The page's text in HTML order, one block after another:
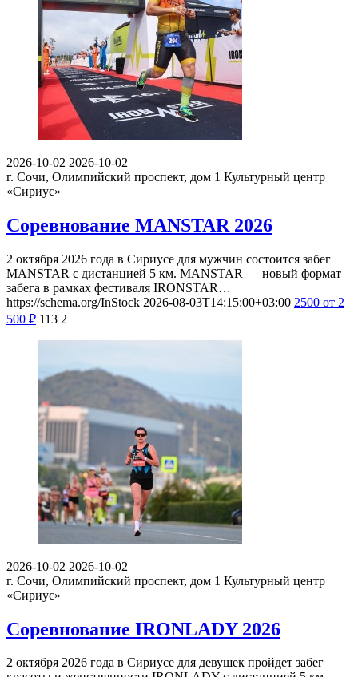
2026-10-02 2026-10-02
г. Сочи, Олимпийский проспект, дом 1 Культурный центр
«Сириус»
Соревнование MANSTAR 2026
2 октября 2026 года в Сириусе для мужчин состоится забег
MANSTAR с дистанцией 5 км. MANSTAR — новый формат
забега в рамках фестиваля IRONSTAR…
https://schema.org/InStock 2026-08-03T14:15:00+03:00 2500 от 2
500 ₽ 113 2
2026-10-02 2026-10-02
г. Сочи, Олимпийский проспект, дом 1 Культурный центр
«Сириус»
Соревнование IRONLADY 2026
2 октября 2026 года в Сириусе для девушек пройдет забег